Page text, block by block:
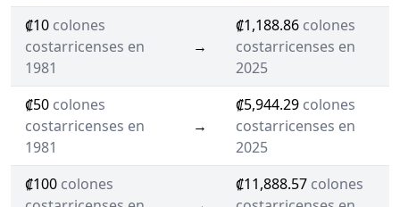
₡10 colones
costarricenses en
1981
→
₡1,188.86 colones
costarricenses en
2025
₡50 colones
costarricenses en
1981
→
₡5,944.29 colones
costarricenses en
2025
₡100 colones
₡11,888.57 colones